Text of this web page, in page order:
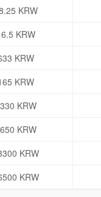
KRW
KRW
KRW
KRW
KRW
KRW
KRW
KRW